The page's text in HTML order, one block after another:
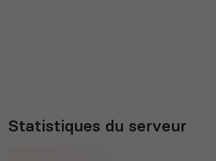
Statistiques du serveur